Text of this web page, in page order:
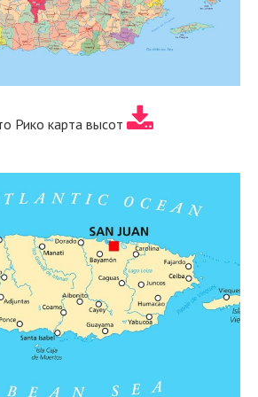
Рико карта высот